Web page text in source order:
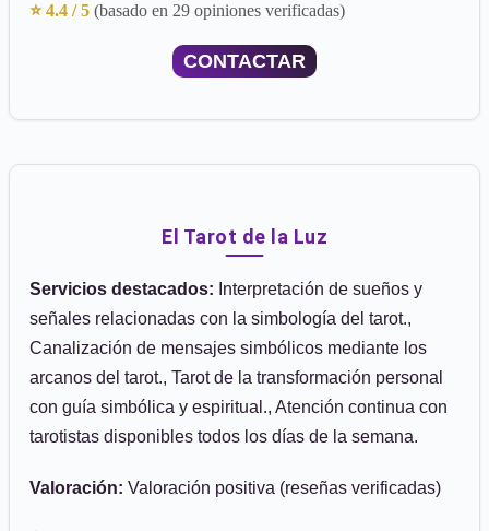
⭐ 4.4 / 5 (basado en 29 opiniones verificadas)
CONTACTAR
El Tarot de la Luz
Servicios destacados: Interpretación de sueños y
señales relacionadas con la simbología del tarot.,
Canalización de mensajes simbólicos mediante los
arcanos del tarot., Tarot de la transformación personal
con guía simbólica y espiritual., Atención continua con
tarotistas disponibles todos los días de la semana.
Valoración: Valoración positiva (reseñas verificadas)